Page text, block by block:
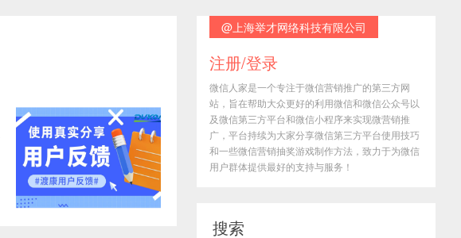
@上海举才网络科技有限公司
注册/登录
微信人家是一个专注于微信营销推广的第三方网
站，旨在帮助大众更好的利用微信和微信公众号以
及微信第三方平台和微信小程序来实现微营销推
广，平台持续为大家分享微信第三方平台使用技巧
和一些微信营销抽奖游戏制作方法，致力于为微信
用户群体提供最好的支持与服务！
搜索